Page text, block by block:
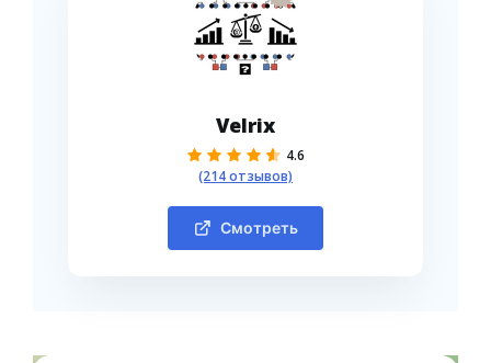
Velrix
4.6
(214 отзывов)
Смотреть